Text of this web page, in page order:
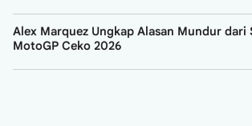
Alex Marquez Ungkap Alasan Mundur dari
MotoGP Ceko 2026